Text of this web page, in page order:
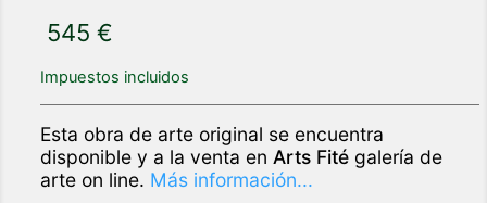
545 €
Impuestos incluidos
Esta obra de arte original se encuentra
disponible y a la venta en Arts Fité galería de
arte on line. Más información...